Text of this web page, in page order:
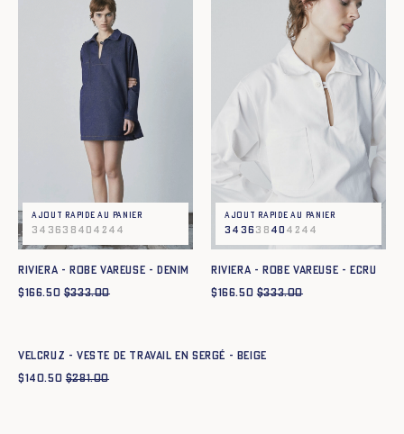
Ajout rapide au panier
34 36 38 40 42 44
RIVIERA - ROBE VAREUSE - DENIM
$166.50 $333.00
Ajout rapide au panier
34 36 38 40 42 44
RIVIERA - ROBE VAREUSE - ECRU
$166.50 $333.00
VELCRUZ - VESTE DE TRAVAIL EN SERGÉ - BEIGE
$140.50 $281.00